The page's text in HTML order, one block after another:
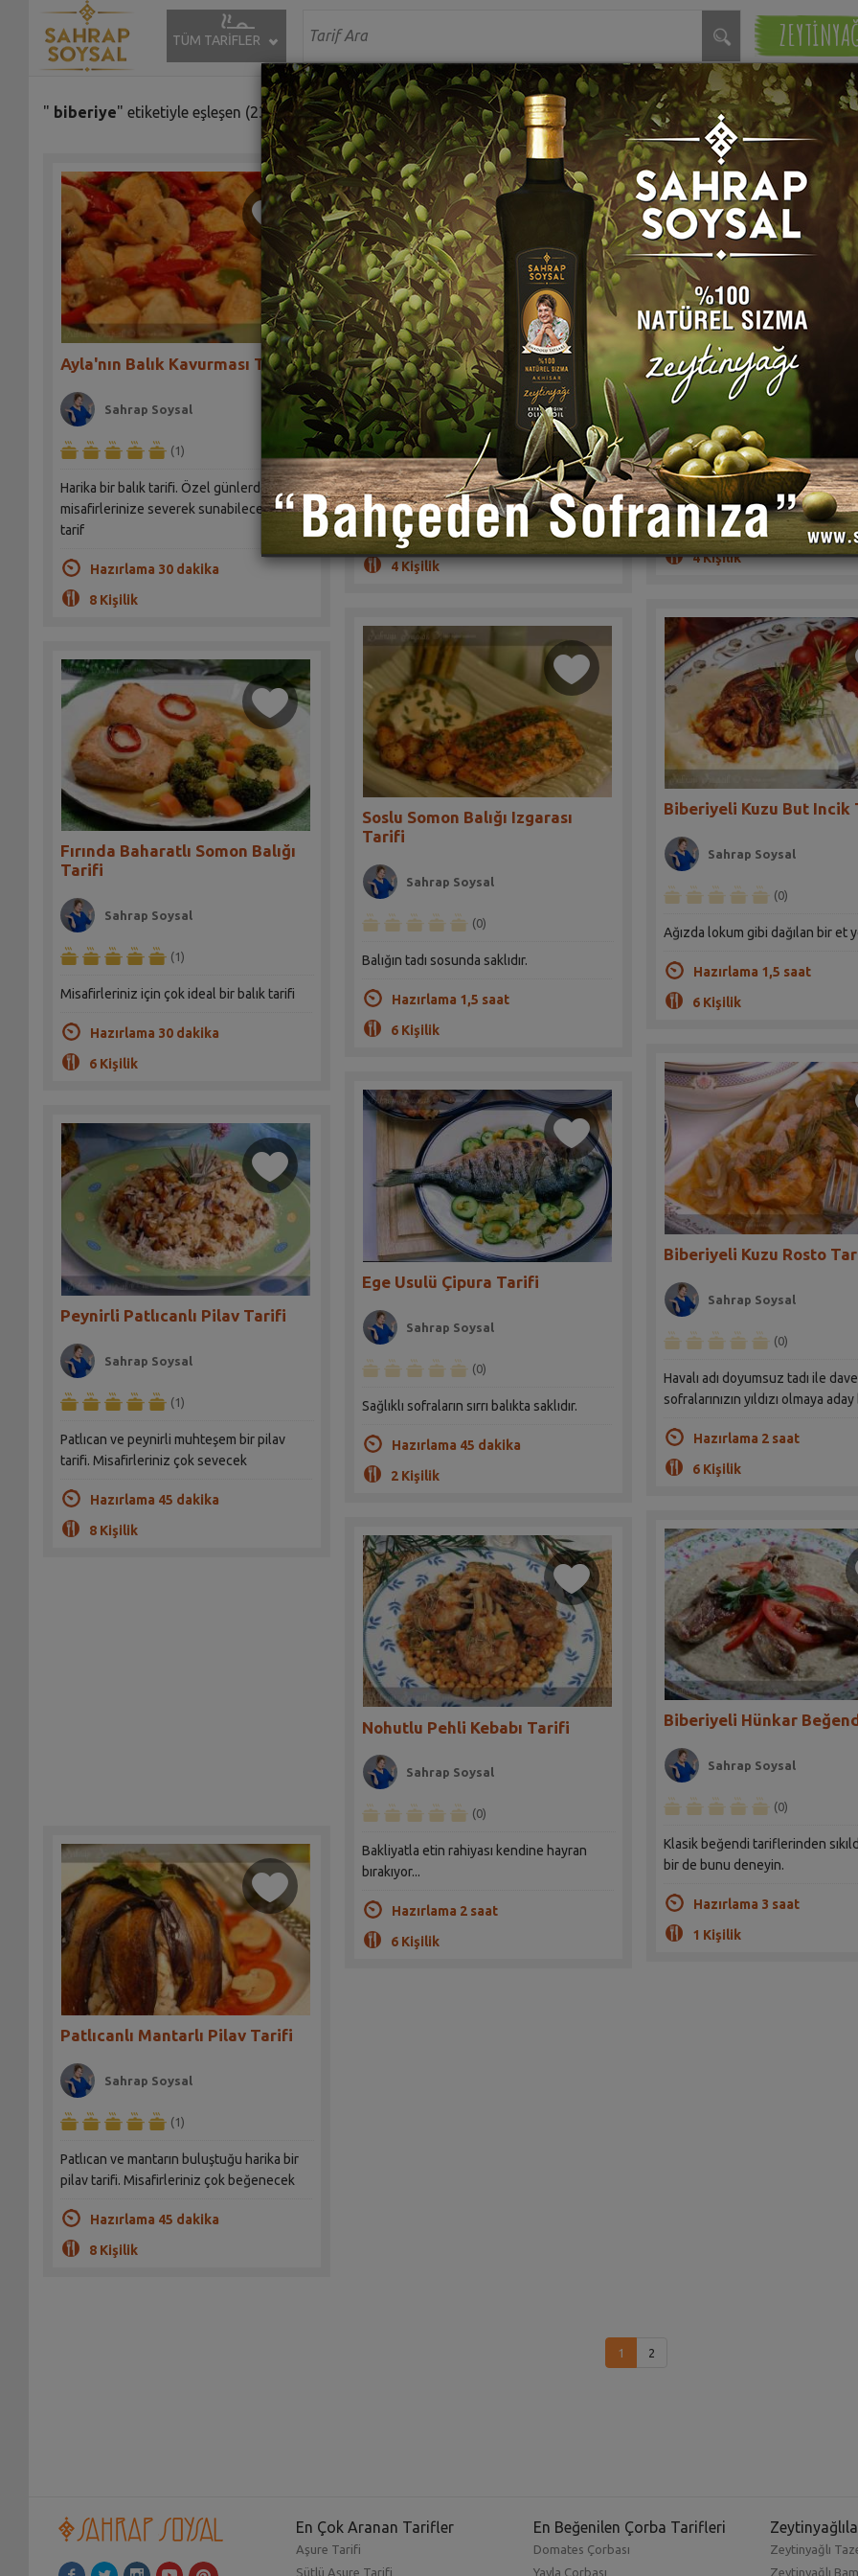
TÜM TARİFLER
" biberiye" etiketiyle eşleşen (23) tarif bulundu.
Ayla'nın Balık Kavurması Tarifi
Sahrap Soysal
(1)
Harika bir balık tarifi. Özel günlerde
misafirlerinize severek sunabileceğiniz bir
tarif
Hazırlama 30 dakika
8 Kişilik
Fırında Baharatlı Somon Balığı
Tarifi
Sahrap Soysal
(1)
Misafirleriniz için çok ideal bir balık tarifi
Hazırlama 30 dakika
6 Kişilik
Peynirli Patlıcanlı Pilav Tarifi
Sahrap Soysal
(1)
Patlıcan ve peynirli muhteşem bir pilav
tarifi. Misafirleriniz çok sevecek
Hazırlama 45 dakika
8 Kişilik
Patlıcanlı Mantarlı Pilav Tarifi
Sahrap Soysal
(1)
Patlıcan ve mantarın buluştuğu harika bir
pilav tarifi. Misafirleriniz çok beğenecek
Hazırlama 45 dakika
8 Kişilik
Melda'nın Mercimekli Tavuğu
Tarifi
Sahrap Soysal
(1)
Hem tavuk eti hem mercimekle tam bir
enerji deposu
Hazırlama 30 dakika
4 Kişilik
Soslu Somon Balığı Izgarası
Tarifi
Sahrap Soysal
(0)
Balığın tadı sosunda saklıdır.
Hazırlama 1,5 saat
6 Kişilik
Ege Usulü Çipura Tarifi
Sahrap Soysal
(0)
Sağlıklı sofraların sırrı balıkta saklıdır.
Hazırlama 45 dakika
2 Kişilik
Nohutlu Pehli Kebabı Tarifi
Sahrap Soysal
(0)
Bakliyatla etin rahiyası kendine hayran
bırakıyor...
Hazırlama 2 saat
6 Kişilik
Beşamelli Mantarlı Nuar
Misafirleriniz bu tarife bayılacak.
Hazırlama 10 dakika
4 Kişilik
Biberiyeli Kuzu But Incik
Sahrap Soysal
(0)
Ağızda lokum gibi dağılan bir et
Hazırlama 1,5 saat
6 Kişilik
Biberiyeli Kuzu Rosto
Sahrap Soysal
(0)
Havalı adı doyumsuz tadı ile
sofralarınızın yıldızı olmaya
Hazırlama 2 saat
6 Kişilik
Biberiyeli Hünkar
Sahrap Soysal
(0)
Klasik beğendi tariflerinden
bir de bunu deneyin.
Hazırlama 3 saat
1 Kişilik
1 2
En Çok Aranan Tarifler
Aşure Tarifi
Sütlü Aşure Tarifi
En Beğenilen Çorba Tarifleri
Domates Çorbası
Yayla Çorbası
Zeytinyağlı
Zeytinyağlı